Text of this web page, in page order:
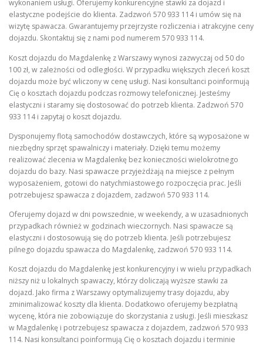
wykonaniem usługi. Oferujemy konkurencyjne stawki za dojazd i
elastyczne podejście do klienta. Zadzwoń 570 933 114 i umów się na
wizytę spawacza. Gwarantujemy przejrzyste rozliczenia i atrakcyjne ceny
dojazdu. Skontaktuj się z nami pod numerem 570 933 114.
Koszt dojazdu do Magdalenkę z Warszawy wynosi zazwyczaj od 50 do
100 zł, w zależności od odległości. W przypadku większych zleceń koszt
dojazdu może być wliczony w cenę usługi. Nasi konsultanci poinformują
Cię o kosztach dojazdu podczas rozmowy telefonicznej. Jesteśmy
elastyczni i staramy się dostosować do potrzeb klienta. Zadzwoń 570
933 114 i zapytaj o koszt dojazdu.
Dysponujemy flotą samochodów dostawczych, które są wyposażone w
niezbędny sprzęt spawalniczy i materiały. Dzięki temu możemy
realizować zlecenia w Magdalenkę bez konieczności wielokrotnego
dojazdu do bazy. Nasi spawacze przyjeżdżają na miejsce z pełnym
wyposażeniem, gotowi do natychmiastowego rozpoczęcia prac. Jeśli
potrzebujesz spawacza z dojazdem, zadzwoń 570 933 114.
Oferujemy dojazd w dni powszednie, w weekendy, a w uzasadnionych
przypadkach również w godzinach wieczornych. Nasi spawacze są
elastyczni i dostosowują się do potrzeb klienta. Jeśli potrzebujesz
pilnego dojazdu spawacza do Magdalenkę, zadzwoń 570 933 114.
Koszt dojazdu do Magdalenkę jest konkurencyjny i w wielu przypadkach
niższy niż u lokalnych spawaczy, którzy doliczają wyższe stawki za
dojazd. Jako firma z Warszawy optymalizujemy trasy dojazdu, aby
zminimalizować koszty dla klienta. Dodatkowo oferujemy bezpłatną
wycenę, która nie zobowiązuje do skorzystania z usługi. Jeśli mieszkasz
w Magdalenkę i potrzebujesz spawacza z dojazdem, zadzwoń 570 933
114. Nasi konsultanci poinformują Cię o kosztach dojazdu i terminie